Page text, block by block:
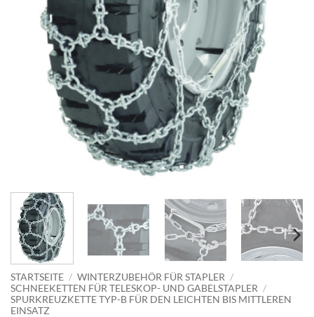
STARTSEITE / WINTERZUBEHÖR FÜR STAPLER /
SCHNEEKETTEN FÜR TELESKOP- UND GABELSTAPLER /
SPURKREUZKETTE TYP-B FÜR DEN LEICHTEN BIS MITTLEREN
EINSATZ